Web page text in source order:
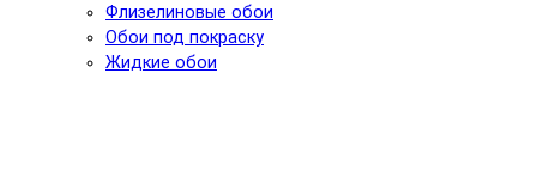
Флизелиновые обои
Обои под покраску
Жидкие обои